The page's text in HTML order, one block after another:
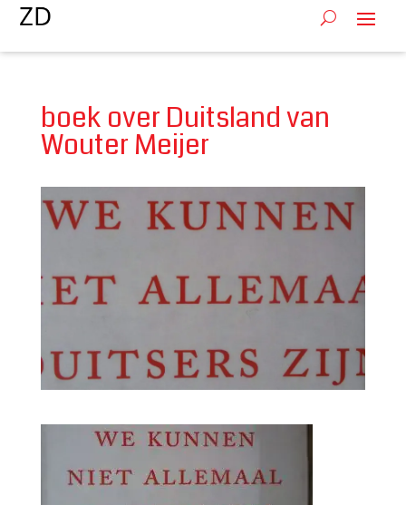
boek over Duitsland van
Wouter Meijer